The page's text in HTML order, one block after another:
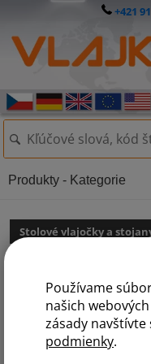
Používame
našich
zásady navštívte
podmienky.
+421
Stolové vlajočky a
Produkty - Kategorie